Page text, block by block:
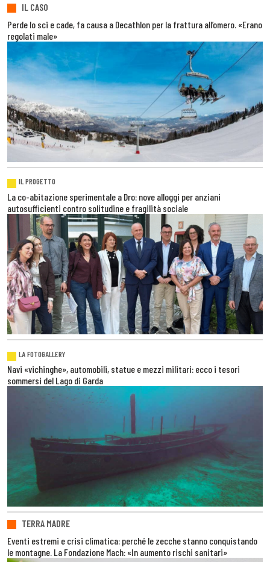
IL CASO
Perde lo sci e cade, fa causa a Decathlon per la frattura all’omero. «Erano
regolati male»
IL PROGETTO
La co-abitazione sperimentale a Dro: nove alloggi per anziani
autosufficienti contro solitudine e fragilità sociale
LA FOTOGALLERY
Navi «vichinghe», automobili, statue e mezzi militari: ecco i tesori
sommersi del Lago di Garda
TERRA MADRE
Eventi estremi e crisi climatica: perché le zecche stanno conquistando
le montagne. La Fondazione Mach: «In aumento rischi sanitari»